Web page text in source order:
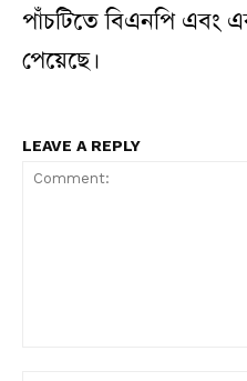
পাঁচটিতে বিএনপি এবং
পেয়েছে।
LEAVE A REPLY